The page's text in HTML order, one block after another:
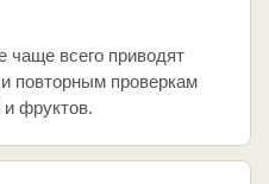
всего приводят
повторным проверкам
фруктов.